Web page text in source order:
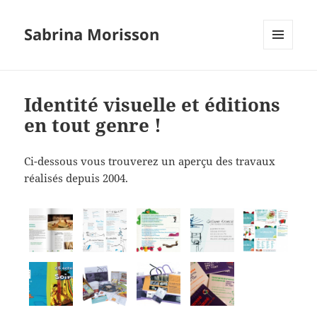
Sabrina Morisson
Identité visuelle et éditions
en tout genre !
Ci-dessous vous trouverez un aperçu des travaux
réalisés depuis 2004.